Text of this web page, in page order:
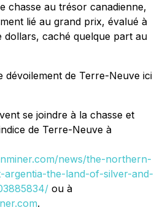
chasse au trésor canadienne,
lié au grand prix, évalué à
dollars, caché quelque part au
dévoilement de Terre-Neuve ici
se joindre à la chasse et
de Terre-Neuve à
news/the-northern-
argentia-the-land-of-silver-and-
ou à
.